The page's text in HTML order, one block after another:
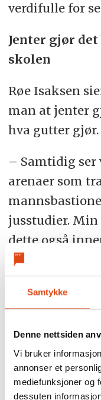
Samtykke
Denne nettsiden
Vi bruker
annonser et
mediefunksjoner og
dessuten
verdifulle for
Jenter gjør
skolen
Røe Isaksen
man at jenter
hva gutter gjør.
– Samtidig
arenaer som
jusstudier. Min
dette også
teknologi, sier
Røe Isaksen
bærekraft og
rette for å
befolkningen
halvparten av